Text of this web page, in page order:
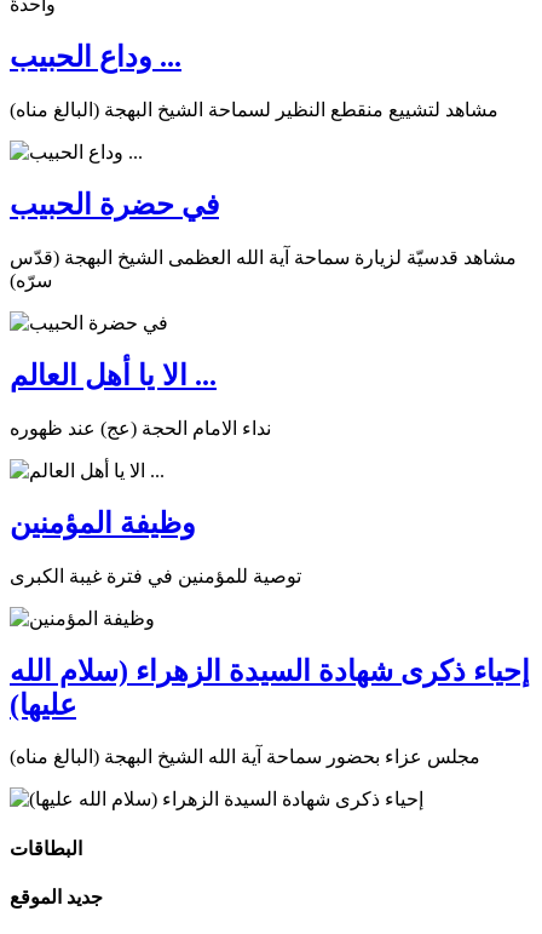
وداع الحبيب ...
مشاهد لتشييع منقطع النظير لسماحة الشيخ البهجة (البالغ مناه)
في حضرة الحبيب
مشاهد قدسيّة لزيارة سماحة آية الله العظمى الشيخ البهجة (قدّس
سرّه)
الا يا أهل العالم ...
نداء الامام الحجة (عج) عند ظهوره
وظيفة المؤمنين
توصية للمؤمنين في فترة غيبة الكبرى
إحياء ذكرى شهادة السيدة الزهراء (سلام الله
عليها)
مجلس عزاء بحضور سماحة آية الله الشيخ البهجة (البالغ مناه)
البطاقات
جديد الموقع